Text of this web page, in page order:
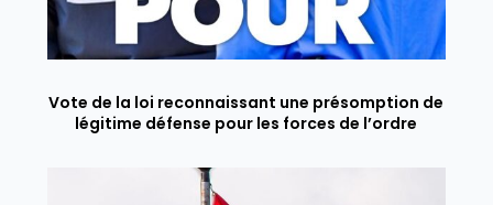
Vote de la loi reconnaissant une présomption de
légitime défense pour les forces de l’ordre